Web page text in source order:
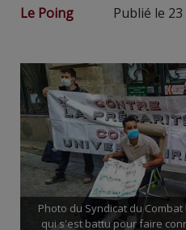
Le Poing Publié le
Photo du Syndicat du
qui s'est battu pour faire